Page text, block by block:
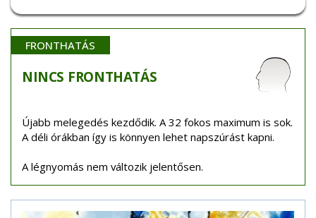
FRONTHATÁS
NINCS FRONTHATÁS
Újabb melegedés kezdődik. A 32 fokos maximum is sok.
A déli órákban így is könnyen lehet napszúrást kapni.
A légnyomás nem változik jelentősen.